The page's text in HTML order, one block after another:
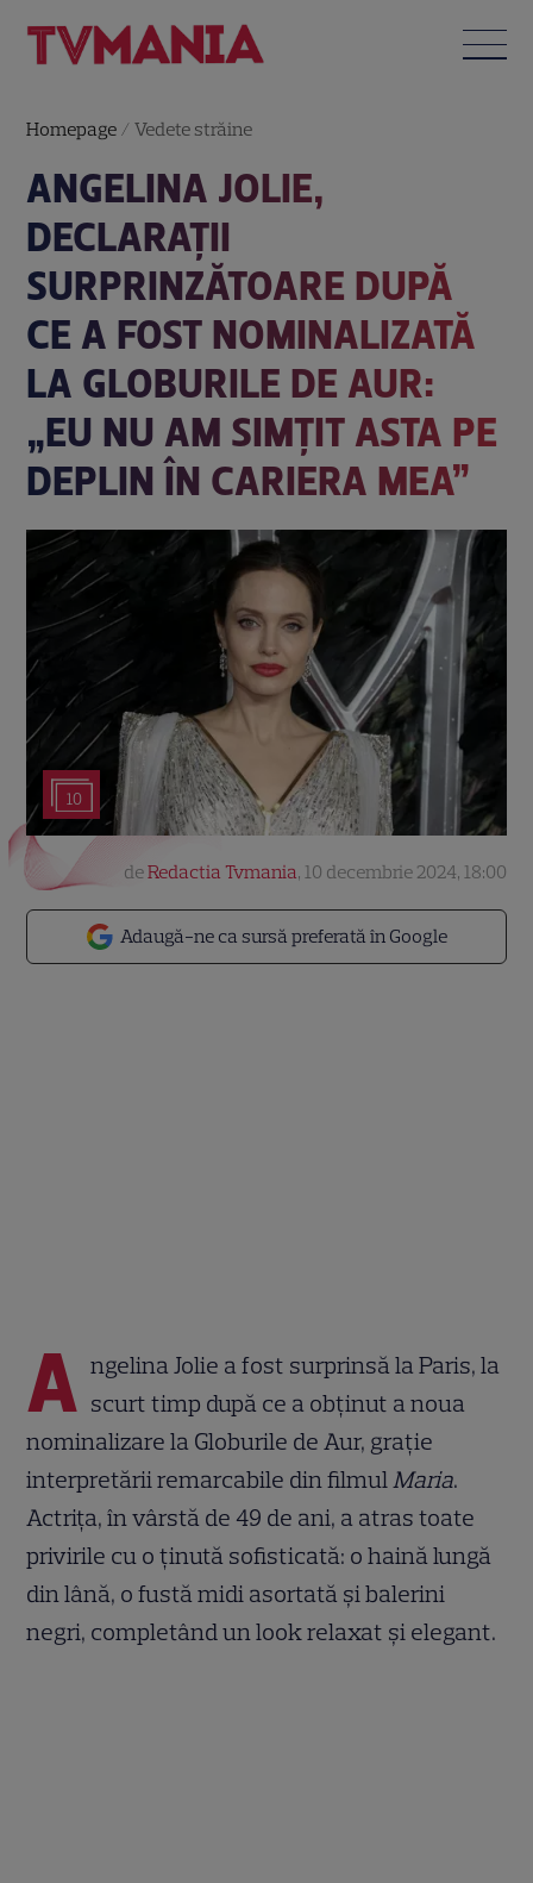
Homepage /Vedete străine
ANGELINA JOLIE,
DECLARAȚII
SURPRINZĂTOARE DUPĂ
CE A FOST NOMINALIZATĂ
LA GLOBURILE DE AUR:
„EU NU AM SIMȚIT ASTA PE
DEPLIN ÎN CARIERA MEA”
10
Adaugă-ne ca sursă preferată în Google
deRedactia Tvmania, 10 decembrie 2024, 18:00
A ngelina Jolie a fost surprinsă la Paris, la
scurt timp după ce a obținut a noua
nominalizare la Globurile de Aur, grație
interpretării remarcabile din filmul Maria.
Actrița, în vârstă de 49 de ani, a atras toate
privirile cu o ținută sofisticată: o haină lungă
din lână, o fustă midi asortată și balerini
negri, completând un look relaxat și elegant.